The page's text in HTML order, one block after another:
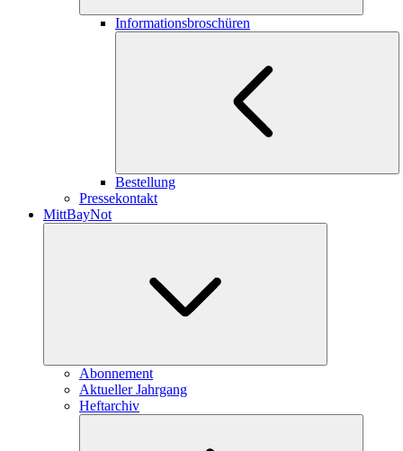
Informationsbroschüren
Bestellung
Pressekontakt
MittBayNot
Abonnement
Aktueller Jahrgang
Heftarchiv